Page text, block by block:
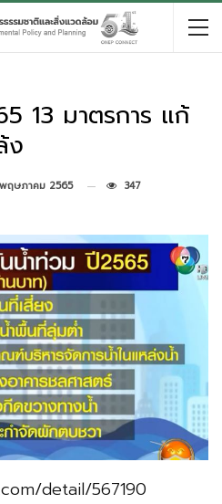
13 มาตรการ แก้
ง
ฤษภาคม 2565 347
detail/567190